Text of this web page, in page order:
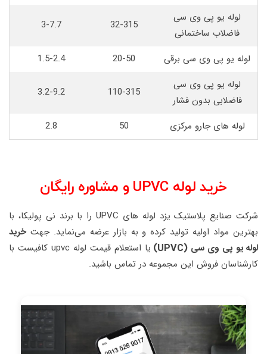
لوله یو پی وی سی
فاضلاب ساختمانی
32-315
3-7.7
لوله یو پی وی سی برقی 20-50
1.5-2.4
لوله یو پی وی سی
فاضلابی بدون فشار
110-315
3.2-9.2
لوله های جارو مرکزی 50
2.8
خرید لوله UPVC و مشاوره رایگان
شرکت صنایع پلاستیک یزد لوله های UPVC را با برند نی پولیکا، با
بهترین مواد اولیه تولید کرده و به بازار عرضه می‌نماید. جهت خرید
لوله یو پی وی سی (UPVC)
یا استعلام قیمت لوله upvc کافیست با
کارشناسان فروش این مجموعه در تماس باشید.